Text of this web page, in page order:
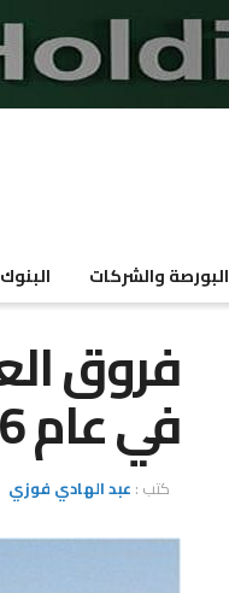
البورصة والشركات البنوك
في عام 2016
كتب : عبد الهادي فوزي